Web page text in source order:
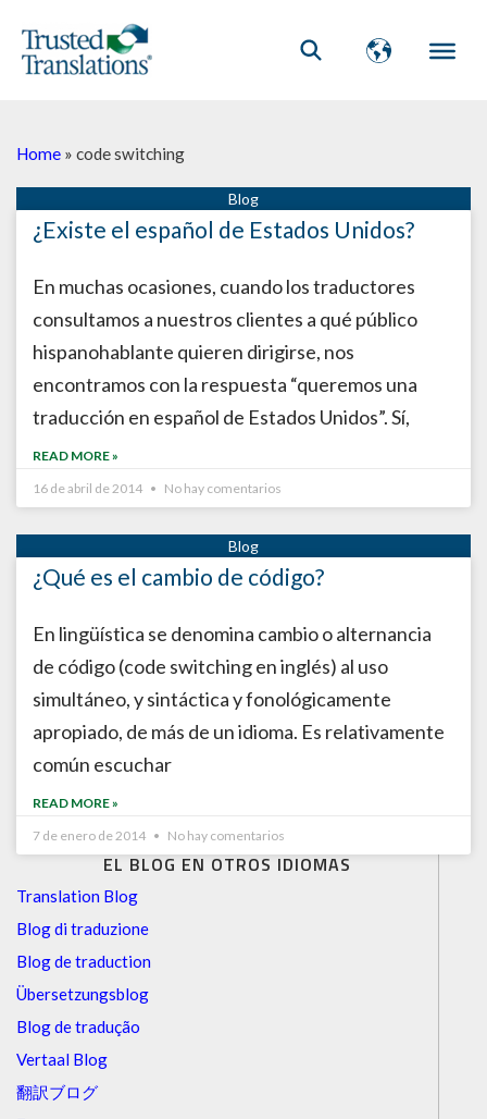
EL BLOG EN OTROS IDIOMAS
Translation Blog
Blog di traduzione
Blog de traduction
Übersetzungsblog
Blog de tradução
Vertaal Blog
翻訳ブログ
Home » code switching
¿Existe el español de Estados Unidos?
En muchas ocasiones, cuando los traductores
consultamos a nuestros clientes a qué público
hispanohablante quieren dirigirse, nos
encontramos con la respuesta “queremos una
traducción en español de Estados Unidos”. Sí,
READ MORE »
16 de abril de 2014
No hay comentarios
¿Qué es el cambio de código?
En lingüística se denomina cambio o alternancia
de código (code switching en inglés) al uso
simultáneo, y sintáctica y fonológicamente
apropiado, de más de un idioma. Es relativamente
común escuchar
READ MORE »
7 de enero de 2014
No hay comentarios